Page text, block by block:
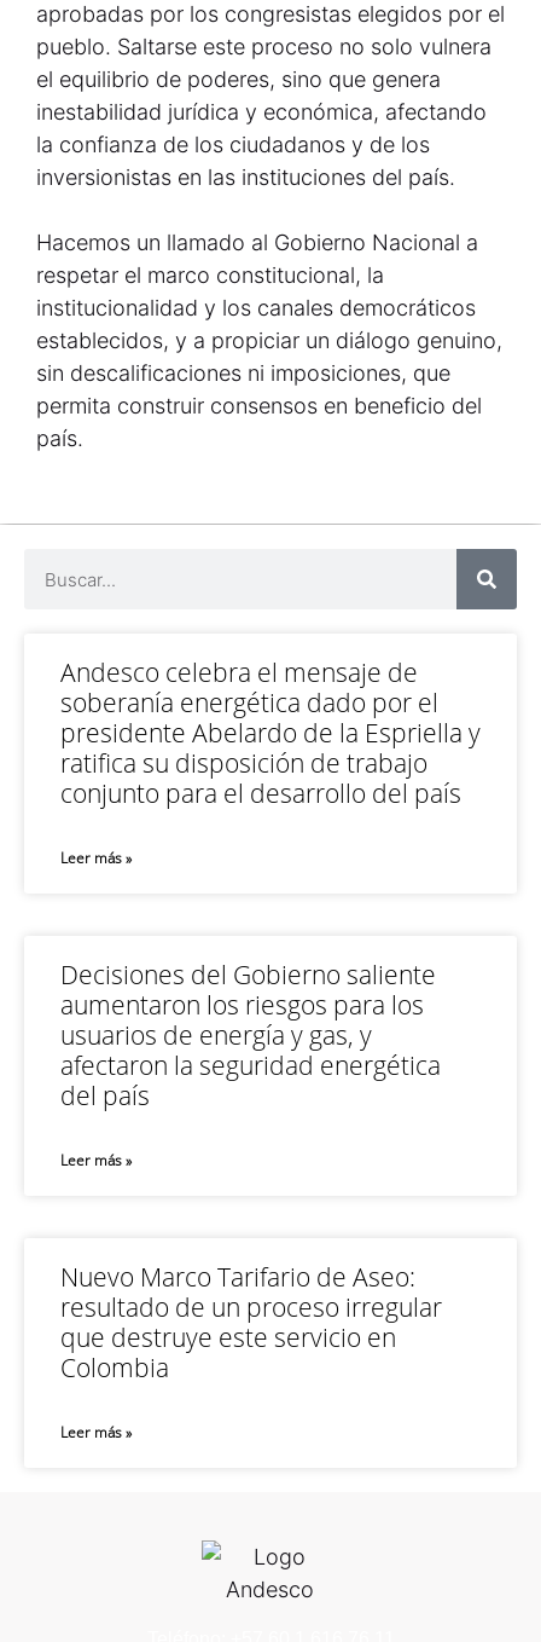
aprobadas por los congresistas elegidos por el
pueblo. Saltarse este proceso no solo vulnera
el equilibrio de poderes, sino que genera
inestabilidad jurídica y económica, afectando
la confianza de los ciudadanos y de los
inversionistas en las instituciones del país.
Hacemos un llamado al Gobierno Nacional a
respetar el marco constitucional, la
institucionalidad y los canales democráticos
establecidos, y a propiciar un diálogo genuino,
sin descalificaciones ni imposiciones, que
permita construir consensos en beneficio del
país.
Andesco celebra el mensaje de
soberanía energética dado por el
presidente Abelardo de la Espriella y
ratifica su disposición de trabajo
conjunto para el desarrollo del país
Leer más »
Decisiones del Gobierno saliente
aumentaron los riesgos para los
usuarios de energía y gas, y
afectaron la seguridad energética
del país
Leer más »
Nuevo Marco Tarifario de Aseo:
resultado de un proceso irregular
que destruye este servicio en
Colombia
Leer más »